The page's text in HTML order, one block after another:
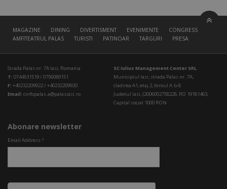
MAGAZINE DINING DIVERTISMENT EVENIMENTE
CONGRESS HALL
AMFITEATRUL PALAS
TURISTI PATINOAR TARGURI PRESA
Strada Palas nr. 7A Iasi, Romania
T: 0744531519 / 0756089151
F: +40232209922 / +40232209920
Email: cinfopalas.a@palasiasi.ro
SC Iulius Management Center SRL
Municipiul Iasi, strada Palas nr. 7A,
cladirea A1, etaj 2, biroul A.b-8
Judetul Iasi, J2006002758228, RO 19181463,
Capital social 1000 RON
Abonare newsletter
Email Address*